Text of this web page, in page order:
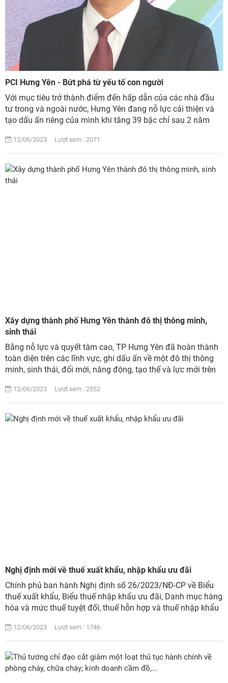
PCI Hưng Yên - Bứt phá từ yếu tố con người
Với mục tiêu trở thành điểm đến hấp dẫn của các nhà đầu
tư trong và ngoài nước, Hưng Yên đang nỗ lực cải thiện và
tạo dấu ấn riêng của mình khi tăng 39 bậc chỉ sau 2 năm
12/06/2023 Lượt xem : 2071
Xây dựng thành phố Hưng Yên thành đô thị thông minh,
sinh thái
Bằng nỗ lực và quyết tâm cao, TP Hưng Yên đã hoàn thành
toàn diện trên các lĩnh vực, ghi dấu ấn về một đô thị thông
minh, sinh thái, đổi mới, năng động, tạo thế và lực mới trên
12/06/2023 Lượt xem : 2552
Nghị định mới về thuế xuất khẩu, nhập khẩu ưu đãi
Chính phủ ban hành Nghị định số 26/2023/NĐ-CP về Biểu
thuế xuất khẩu, Biểu thuế nhập khẩu ưu đãi, Danh mục hàng
hóa và mức thuế tuyệt đối, thuế hỗn hợp và thuế nhập khẩu
12/06/2023 Lượt xem : 1746